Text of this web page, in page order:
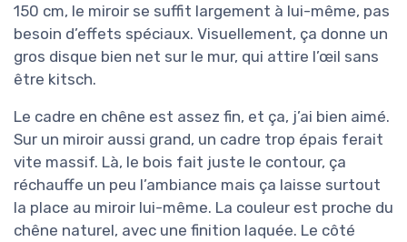
150 cm, le miroir se suffit largement à lui-même, pas
besoin d’effets spéciaux. Visuellement, ça donne un
gros disque bien net sur le mur, qui attire l’œil sans
être kitsch.
Le cadre en chêne est assez fin, et ça, j’ai bien aimé.
Sur un miroir aussi grand, un cadre trop épais ferait
vite massif. Là, le bois fait juste le contour, ça
réchauffe un peu l’ambiance mais ça laisse surtout
la place au miroir lui-même. La couleur est proche du
chêne naturel, avec une finition laquée. Le côté